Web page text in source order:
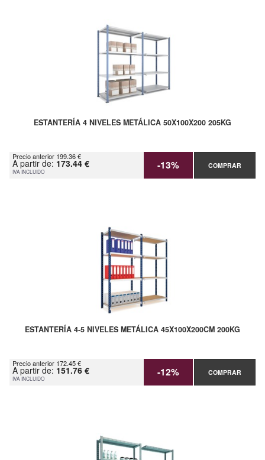
ESTANTERÍA 4 NIVELES METÁLICA 50X100X200 205KG
Precio anterior 199.36 €
A partir de: 173.44 €
IVA INCLUIDO -13% COMPRAR
ESTANTERÍA 4-5 NIVELES METÁLICA 45X100X200CM 200KG
Precio anterior 172.45 €
A partir de: 151.76 €
IVA INCLUIDO -12% COMPRAR